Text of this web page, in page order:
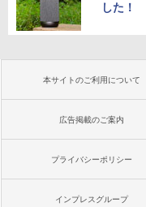
した！
本サイトのご利用について
広告掲載のご案内
プライバシーポリシー
インプレスグループ